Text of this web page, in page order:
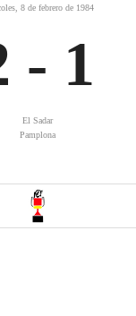
8 de febrero de 1984
- 1
El Sadar
Pamplona